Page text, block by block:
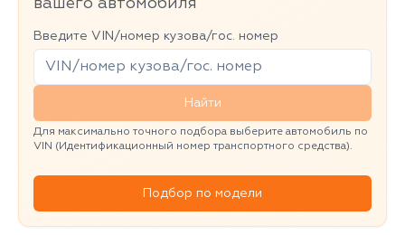
вашего автомобиля
Введите VIN/номер кузова/гос. номер
Найти
Для максимально точного подбора выберите автомобиль по
VIN (Идентификационный номер транспортного средства).
Подбор по модели